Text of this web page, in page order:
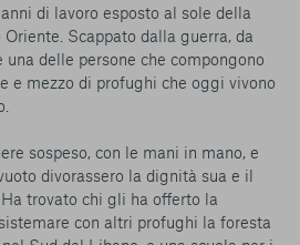
di lavoro esposto al sole della
Scappato dalla guerra, da
delle persone che compongono
e mezzo di profughi che oggi vivono
sospeso, con le mani in mano, e
divorassero la dignità sua e il
trovato chi gli ha offerto la
con altri profughi la foresta